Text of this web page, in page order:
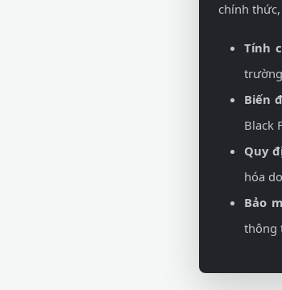
chính
Tính
Biến
Black
Quy
hóa
Bảo
thông